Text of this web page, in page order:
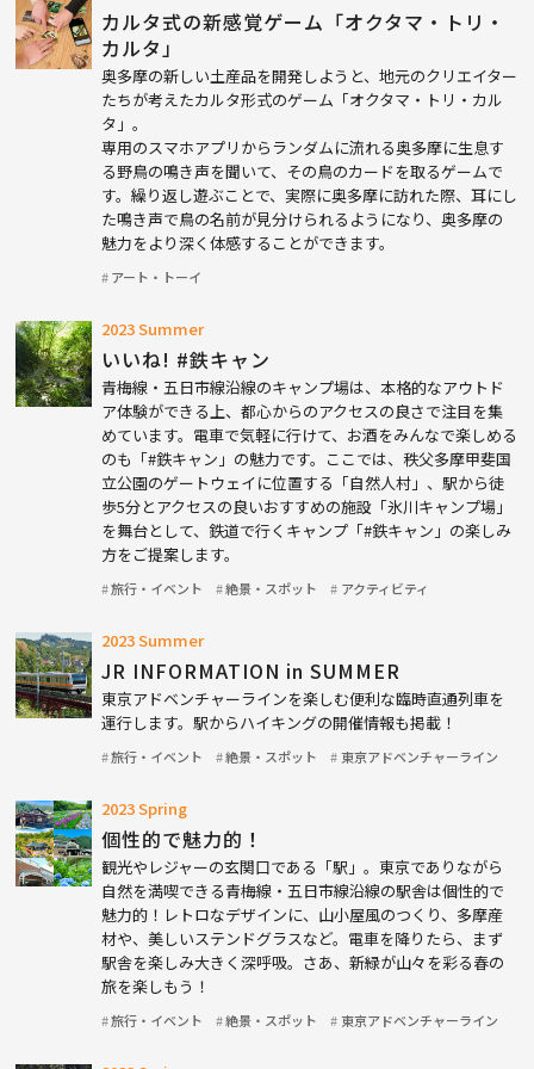
カルタ式の新感覚ゲーム「オクタマ・トリ・
カルタ」
奥多摩の新しい土産品を開発しようと、地元のクリエイター
たちが考えたカルタ形式のゲーム「オクタマ・トリ・カル
タ」。
専用のスマホアプリからランダムに流れる奥多摩に生息す
る野鳥の鳴き声を聞いて、その鳥のカードを取るゲームで
す。繰り返し遊ぶことで、実際に奥多摩に訪れた際、耳にし
た鳴き声で鳥の名前が見分けられるようになり、奥多摩の
魅力をより深く体感することができます。
アート・トーイ
2023 Summer
いいね! #鉄キャン
青梅線・五日市線沿線のキャンプ場は、本格的なアウトド
ア体験ができる上、都心からのアクセスの良さで注目を集
めています。電車で気軽に行けて、お酒をみんなで楽しめる
のも「#鉄キャン」の魅力です。ここでは、秩父多摩甲斐国
立公園のゲートウェイに位置する「自然人村」、駅から徒
歩5分とアクセスの良いおすすめの施設「氷川キャンプ場」
を舞台として、鉄道で行くキャンプ「#鉄キャン」の楽しみ
方をご提案します。
旅行・イベント 絶景・スポット アクティビティ
2023 Summer
JR INFORMATION in SUMMER
東京アドベンチャーラインを楽しむ便利な臨時直通列車を
運行します。駅からハイキングの開催情報も掲載！
旅行・イベント 絶景・スポット 東京アドベンチャーライン
2023 Spring
個性的で魅力的！
観光やレジャーの玄関口である「駅」。東京でありながら
自然を満喫できる青梅線・五日市線沿線の駅舎は個性的で
魅力的！レトロなデザインに、山小屋風のつくり、多摩産
材や、美しいステンドグラスなど。電車を降りたら、まず
駅舎を楽しみ大きく深呼吸。さあ、新緑が山々を彩る春の
旅を楽しもう！
旅行・イベント 絶景・スポット 東京アドベンチャーライン